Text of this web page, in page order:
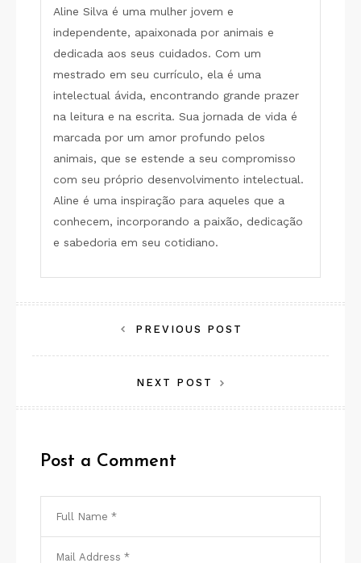
Aline Silva é uma mulher jovem e
independente, apaixonada por animais e
dedicada aos seus cuidados. Com um
mestrado em seu currículo, ela é uma
intelectual ávida, encontrando grande prazer
na leitura e na escrita. Sua jornada de vida é
marcada por um amor profundo pelos
animais, que se estende a seu compromisso
com seu próprio desenvolvimento intelectual.
Aline é uma inspiração para aqueles que a
conhecem, incorporando a paixão, dedicação
e sabedoria em seu cotidiano.
Navegação
de
PREVIOUS POST
NEXT POST
Post a Comment